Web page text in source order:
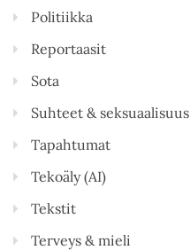
Politiikka
Reportaasit
Sota
Suhteet & seksuaalisuus
Tapahtumat
Tekoäly (AI)
Tekstit
Terveys & mieli